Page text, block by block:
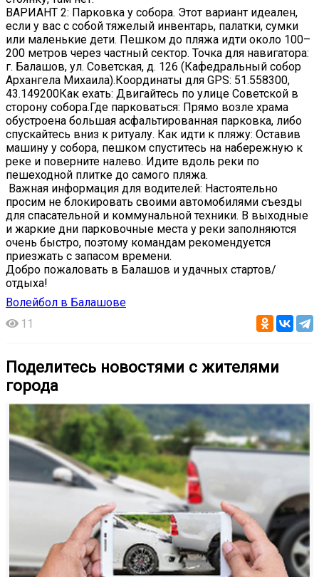
ВАРИАНТ 2: Парковка у собора. Этот вариант идеален,
если у вас с собой тяжелый инвентарь, палатки, сумки
или маленькие дети. Пешком до пляжа идти около 100–
200 метров через частный сектор. Точка для навигатора:
г. Балашов, ул. Советская, д. 126 (Кафедральный собор
Архангела Михаила).Координаты для GPS: 51.558300,
43.149200Как ехать: Двигайтесь по улице Советской в
сторону собора.Где парковаться: Прямо возле храма
обустроена большая асфальтированная парковка, либо
спускайтесь вниз к ритуалу. Как идти к пляжу: Оставив
машину у собора, пешком спуститесь на набережную к
реке и поверните налево. Идите вдоль реки по
пешеходной плитке до самого пляжа.
️ Важная информация для водителей: Настоятельно
просим не блокировать своими автомобилями съезды
для спасательной и коммунальной техники. В выходные
и жаркие дни парковочные места у реки заполняются
очень быстро, поэтому командам рекомендуется
приезжать с запасом времени.
️Добро пожаловать в Балашов и удачных стартов/
отдыха!
Волейбол в Балашове
11
Поделитесь новостями с жителями
города